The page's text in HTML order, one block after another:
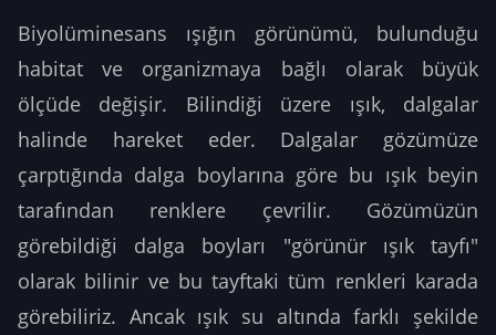
Biyolüminesans ışığın görünümü, bulunduğu
habitat ve organizmaya bağlı olarak büyük
ölçüde değişir. Bilindiği üzere ışık, dalgalar
halinde hareket eder. Dalgalar gözümüze
çarptığında dalga boylarına göre bu ışık beyin
tarafından renklere çevrilir. Gözümüzün
görebildiği dalga boyları "görünür ışık tayfı"
olarak bilinir ve bu tayftaki tüm renkleri karada
görebiliriz. Ancak ışık su altında farklı şekilde